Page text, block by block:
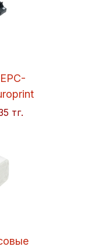
тг.